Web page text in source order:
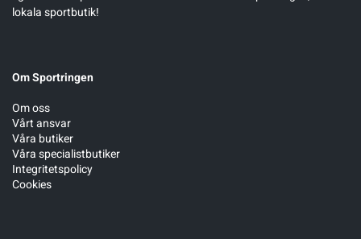
lokala sportbutik!
Om Sportringen
Om oss
Vårt ansvar
Våra butiker
Våra specialistbutiker
Integritetspolicy
Cookies